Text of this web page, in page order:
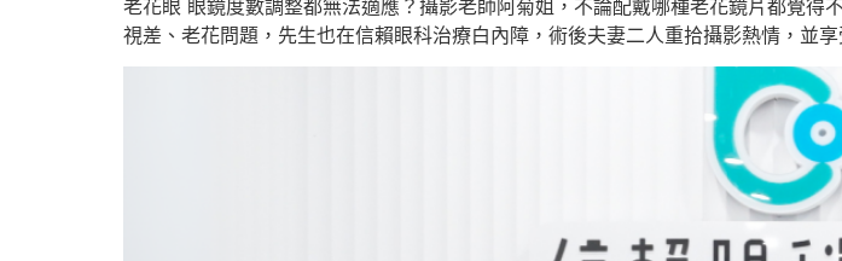
老花眼 眼鏡度數調整都無法適應？攝影老師阿菊姐，不論配戴哪種老花鏡片都覺
視差、老花問題，先生也在信賴眼科治療白內障，術後夫妻二人重拾攝影熱情，並